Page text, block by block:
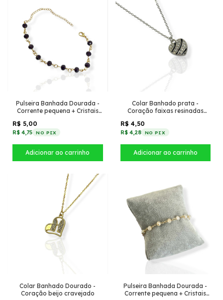
Pulseira Banhada Dourada -
Corrente pequena + Cristais
R$ 5,00
R$ 4,75 NO PIX
Colar Banhado prata -
Coração faixas resinadas
R$ 4,50
R$ 4,28 NO PIX
Colar Banhado Dourado -
Coração beijo cravejado
Pulseira Banhada Dourada -
Corrente pequena + Cristais